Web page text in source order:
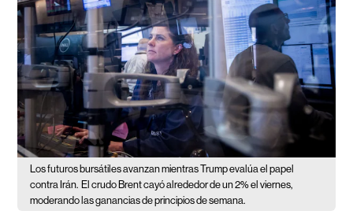
Los futuros bursátiles avanzan mientras Trump evalúa el papel
contra Irán. El crudo Brent cayó alrededor de un 2% el viernes,
moderando las ganancias de principios de semana.